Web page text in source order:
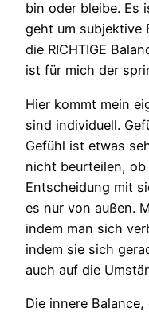
bin oder bleibe. Es
geht um subjektive
die RICHTIGE
ist für mich der
Hier kommt mein
sind individuell.
Gefühl ist etwas
nicht beurteilen,
Entscheidung mit
es nur von außen.
indem man sich
indem sie sich
auch auf die
Die innere